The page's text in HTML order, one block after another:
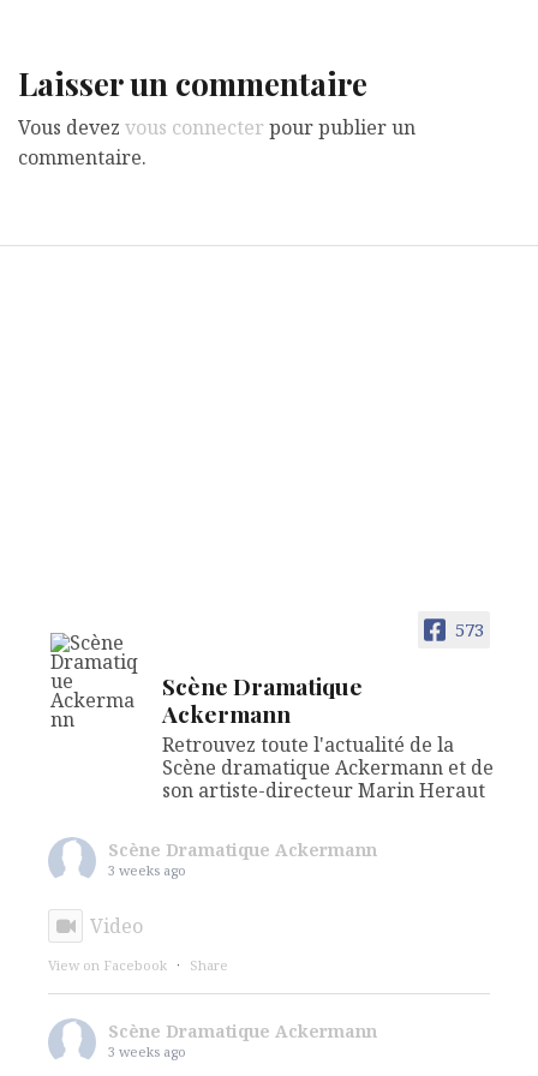
Laisser un commentaire
Vous devez vous connecter pour publier un
commentaire.
573
Scène Dramatique
Ackermann
Retrouvez toute l'actualité de la
Scène dramatique Ackermann et de
son artiste-directeur Marin Heraut
Scène Dramatique Ackermann
3 weeks ago
Video
View on Facebook · Share
Scène Dramatique Ackermann
3 weeks ago